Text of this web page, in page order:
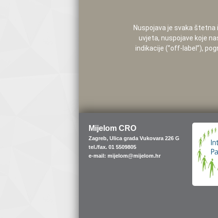
Nuspojava je svaka štetna
uvjeta, nuspojave koje
indikacije (”off-label”),
Mijelom CRO
Zagreb, Ulica grada Vukovara 226 G
tel./fax. 01 5509805
e-mail: mijelom@mijelom.hr